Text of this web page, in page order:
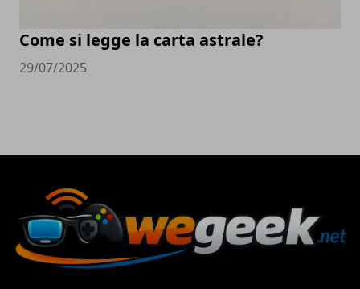
Come si legge la carta astrale?
29/07/2025